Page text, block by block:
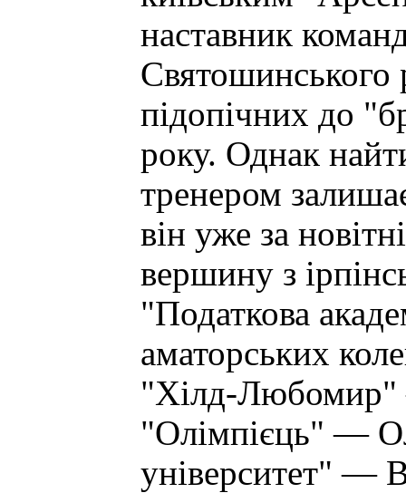
наставник
Святошинського
підопічних до
року. Однак
тренером
він уже за
вершину з
"Податкова
аматорських
"Хілд-
"Олімпієць" —
університет" —